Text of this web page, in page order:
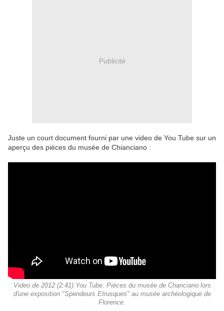
Publicité
Juste un court document fourni par une video de You Tube sur un
aperçu des pièces du musée de Chianciano :
Video de 2012 (2:41) You Tube. Pièces du musée de Chanciano lors
d'une exposition "Spendeurs Etrusques" au musée archéologique de
Florence.